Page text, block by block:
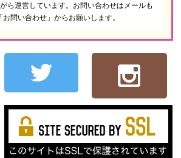
ら運営しています。お問い合わせはメールも
問い合わせ」からお願いします。